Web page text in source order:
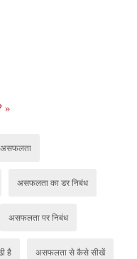
»
असफलता
असफलता का डर निबंध
असफलता पर निबंध
है असफलता से कैसे सीखें